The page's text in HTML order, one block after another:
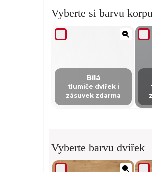
Vyberte si barvu
Bílá
tlumiče dvířek i
zásuvek zdarma
Vyberte barvu dvířek